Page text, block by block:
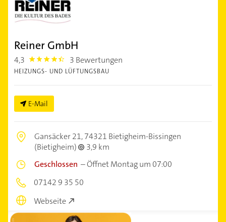
Reiner GmbH
4,3 4.3 3 Bewertungen
HEIZUNGS- UND LÜFTUNGSBAU
E-Mail
Gansäcker 21,74321 Bietigheim-Bissingen
(Bietigheim)
3,9 km
Geschlossen –Öffnet Montag um 07:00
07142 9 35 50
Webseite